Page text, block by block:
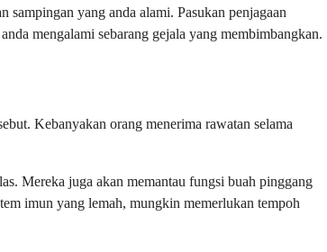
sampingan yang anda alami. Pasukan penjagaan
mengalami sebarang gejala yang membimbangkan.
Kebanyakan orang menerima rawatan selama
Mereka juga akan memantau fungsi buah pinggang
imun yang lemah, mungkin memerlukan tempoh